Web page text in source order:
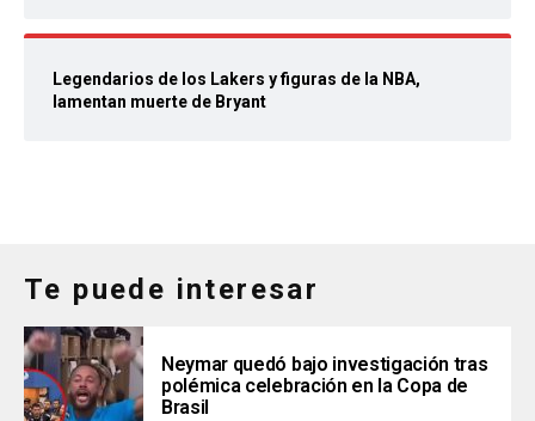
Legendarios de los Lakers y figuras de la NBA,
lamentan muerte de Bryant
Te puede interesar
Neymar quedó bajo investigación tras
polémica celebración en la Copa de
Brasil